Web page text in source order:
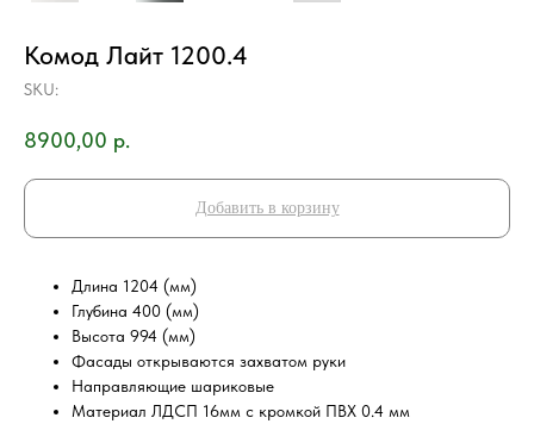
Комод Лайт 1200.4
SKU:
8900,00 р.
Добавить в корзину
Длина 1204 (мм)
Глубина 400 (мм)
Высота 994 (мм)
Фасады открываются захватом руки
Направляющие шариковые
Материал ЛДСП 16мм с кромкой ПВХ 0.4 мм